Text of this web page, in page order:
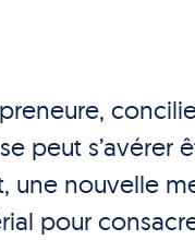
peut s’avérer
une nouvelle
pour